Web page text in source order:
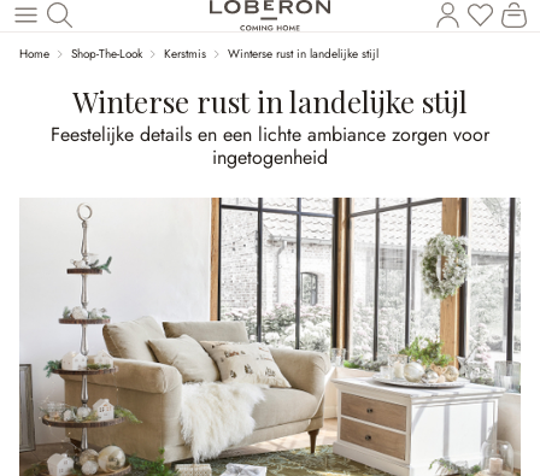
Naar de hoofdinhoud
U
Home Shop-The-Look Kerstmis Winterse rust in landelijke stijl
Winterse rust in landelijke stijl
Feestelijke details en een lichte ambiance zorgen voor
ingetogenheid